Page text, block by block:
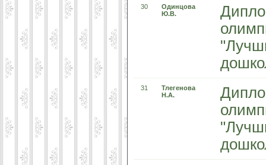
30
Одинцова
Ю.В.
31
Тлегенова
Н.А.